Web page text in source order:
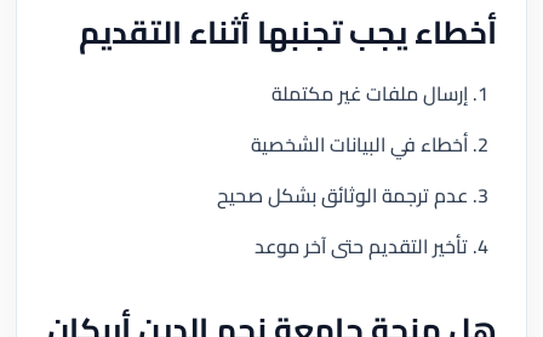
أخطاء يجب تجنبها أثناء التقديم
إرسال ملفات غير مكتملة
أخطاء في البيانات الشخصية
عدم ترجمة الوثائق بشكل صحيح
تأخير التقديم حتى آخر موعد